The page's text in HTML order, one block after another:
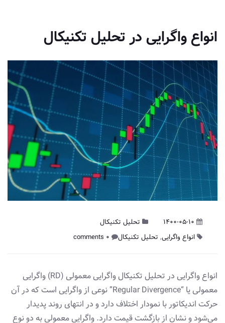
انواع واگرایی در تحلیل تکنیکال
1400-05-10
تحلیل تکنیکال
انواع واگرایی, تحلیل تکنیکال 0 comments
انواع واگرایی در تحلیل تکنیکال واگرایی معمولی (RD) واگرایی
معمولی یا “Regular Divergence” نوعی از واگرایی است که در آن
حرکت‌ اندیکاتور با نمودار اختلاف دارد و در انتهای روند پدیدار
می‌شود و نشان از بازگشت قیمت دارد. واگرایی معمولی به دو نوع